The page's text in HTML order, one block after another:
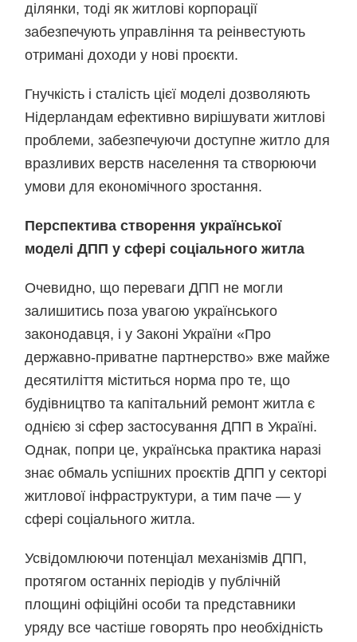
ділянки, тоді як житлові корпорації
забезпечують управління та реінвестують
отримані доходи у нові проєкти.
Гнучкість і сталість цієї моделі дозволяють
Нідерландам ефективно вирішувати житлові
проблеми, забезпечуючи доступне житло для
вразливих верств населення та створюючи
умови для економічного зростання.
Перспектива створення української
моделі ДПП у сфері соціального житла
Очевидно, що переваги ДПП не могли
залишитись поза увагою українського
законодавця, і у Законі України «Про
державно-приватне партнерство» вже майже
десятиліття міститься норма про те, що
будівництво та капітальний ремонт житла є
однією зі сфер застосування ДПП в Україні.
Однак, попри це, українська практика наразі
знає обмаль успішних проєктів ДПП у секторі
житлової інфраструктури, а тим паче — у
сфері соціального житла.
Усвідомлюючи потенціал механізмів ДПП,
протягом останніх періодів у публічній
площині офіційні особи та представники
уряду все частіше говорять про необхідність